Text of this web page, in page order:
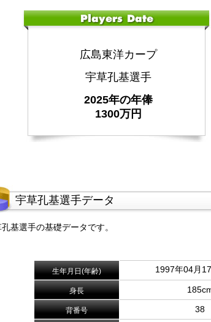
広島東洋カープ
宇草孔基選手
2025年の年俸
1300万円
宇草孔基選手データ
基選手の基礎データです。
生年月日(年齢) 1997年04月
身長
背番号 38